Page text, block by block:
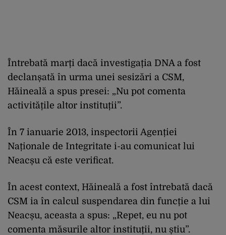
Întrebată marți dacă investigația DNA a fost
declanșată în urma unei sesizări a CSM,
Hăineală a spus presei: „Nu pot comenta
activitățile altor instituții”.
În 7 ianuarie 2013, inspectorii Agenției
Naționale de Integritate i-au comunicat lui
Neacșu că este verificat.
În acest context, Hăineală a fost întrebată dacă
CSM ia în calcul suspendarea din funcție a lui
Neacșu, aceasta a spus: „Repet, eu nu pot
comenta măsurile altor instituții, nu știu”.